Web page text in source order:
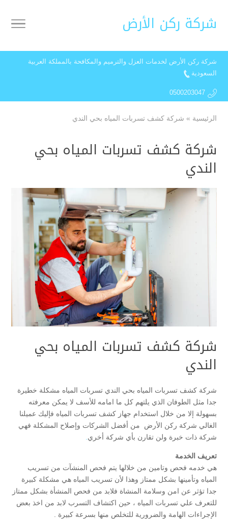
شركة ركن الأرض
شركة ركن الأرض لخدمات العزل والترميم والمكافحة بالمملكة العربية
السعودية
0500203047
الرئيسية » شركة كشف تسربات المياه بحي الندي
شركة كشف تسربات المياه بحي
الندي
شركة كشف تسربات المياه بحي
الندي
شركة كشف تسربات المياه بحي الندي تسربات المياه مشكلة خطيرة
جدا مثل الطوفان الذي يلتهم كل ما امامه للأسف لا يمكن معرفته
بسهولة إلا من خلال استخدام جهاز كشف تسربات المياه فإليك عميلنا
الغالي شركة ركن الأرض من أفضل الشركات وإصلاح المشكلة فهي
شركة ذات خبرة ولن تقارن بأي شركة أخري
تعريف الخدمة
هي خدمه فحص وتامين من خلالها يتم فحص المنشآت من تسريب
المياه وتأمينها بشكل ممتاز وهذا لأن تسريب المياه هي مشكلة كبيرة
جدا تؤثر عن امن وسلامة المنشاة فلابد من فحص المنشأة بشكل ممتاز
للتعرف علي تسربات المياه ، حين اكتشاف التسرب لابد من اخذ بعض
الإجراءات الهامة والضرورية للتخلص منها بسرعة كبيرة .